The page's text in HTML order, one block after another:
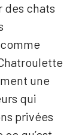
des chats
une
qui
privées